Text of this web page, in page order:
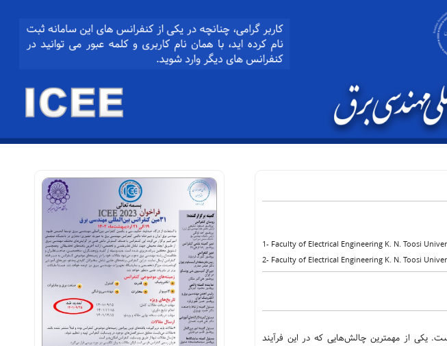
1- Faculty of Electrical Engineering K. N. Toosi
2- Faculty of Electrical Engineering K. N. Toosi
یكی از مهمترین چالش‌هایی كه در این فرآیند